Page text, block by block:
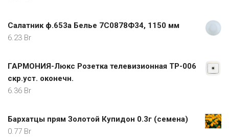
Салатник ф.653а Белье 7С0878Ф34, 1150 мм
6.23 Br
ГАРМОНИЯ-Люкс Розетка телевизионная ТР-006
скр.уст. оконечн.
6.36 Br
Бархатцы прям Золотой Купидон 0.3г (семена)
0.77 Br